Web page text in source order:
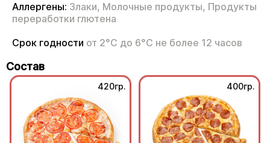
Аллергены: Злаки, Молочные продукты, Продукты
переработки глютена
Срок годности от 2°С до 6°С не более 12 часов
Состав
420гр. 400гр.